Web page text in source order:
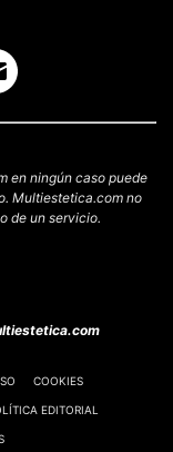
en ningún caso puede
Multiestetica.com no
de un servicio.
COOKIES
EDITORIAL